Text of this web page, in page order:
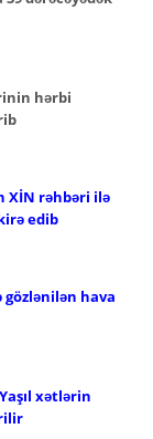
hərbi
XİN rəhbəri ilə
edib
gözlənilən hava
xətlərin